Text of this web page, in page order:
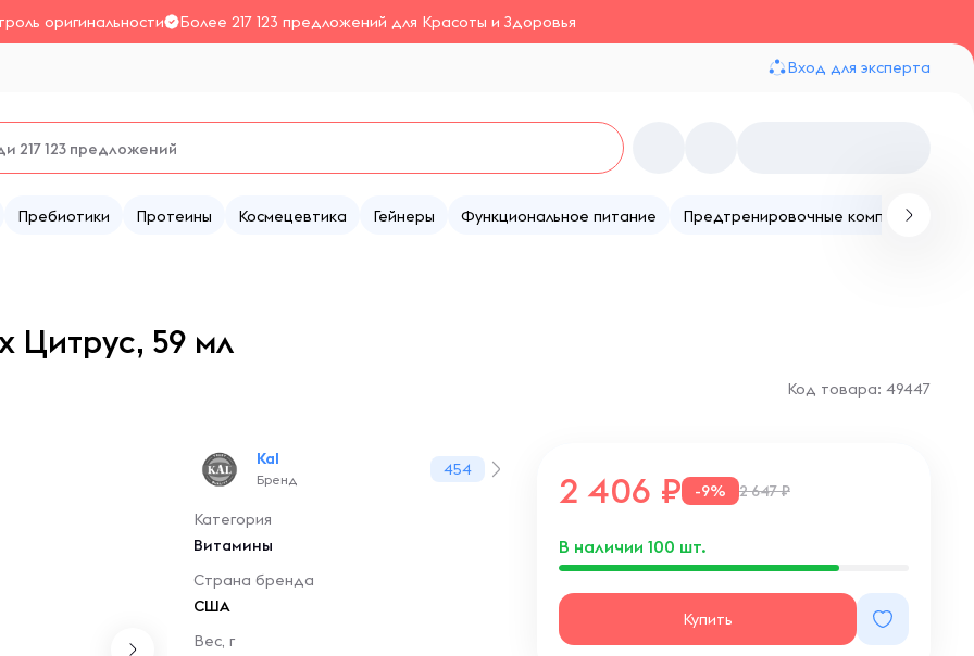
оригинальности Более 217 123 предложений для Красоты и Здоровья
Вход для эксперта
Пребиотики Протеины Космецевтика Гейнеры Функциональное питание Предтренировочные комплексы
Цитрус, 59 мл
Код товара: 49447
Kal
Бренд
454
Категория
Витамины
Страна бренда
США
Вес, г
2 406 -9% 2 647 ₽
В наличии 100 шт.
Купить